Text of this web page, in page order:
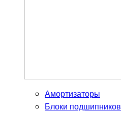
Амортизаторы
Блоки подшипников